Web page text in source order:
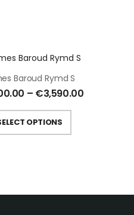
Baroud Rymd S
– €3,590.00
OPTIONS